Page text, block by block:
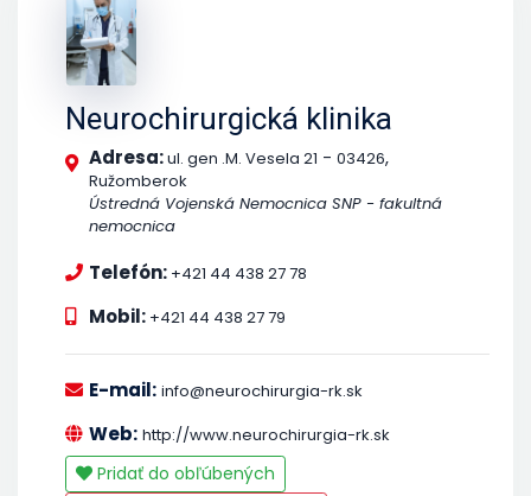
Neurochirurgická klinika
Adresa:ul. gen .M. Vesela 21 - 03426,
Ružomberok
Ústredná Vojenská Nemocnica SNP - fakultná
nemocnica
Telefón: +421 44 438 27 78
Mobil: +421 44 438 27 79
E-mail: info@neurochirurgia-rk.sk
Web: http://www.neurochirurgia-rk.sk
Pridať do obľúbených